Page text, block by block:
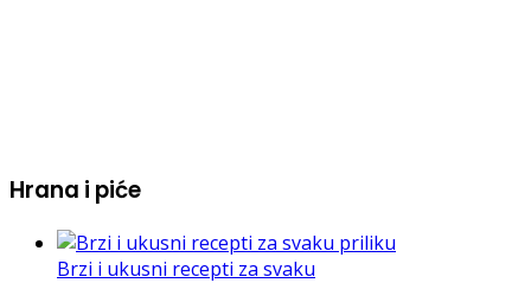
Hrana i piće
Brzi i ukusni recepti za svaku